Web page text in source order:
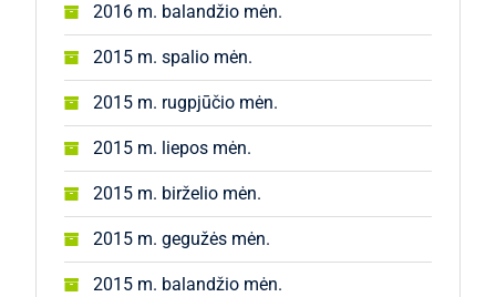
2016 m. balandžio mėn.
2015 m. spalio mėn.
2015 m. rugpjūčio mėn.
2015 m. liepos mėn.
2015 m. birželio mėn.
2015 m. gegužės mėn.
2015 m. balandžio mėn.